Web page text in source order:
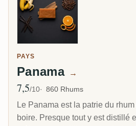
PAYS
Panama →
Note moyenne
7,5/10 860 Rhums
Le Panama est la patrie du
boire. Presque tout y est distillé